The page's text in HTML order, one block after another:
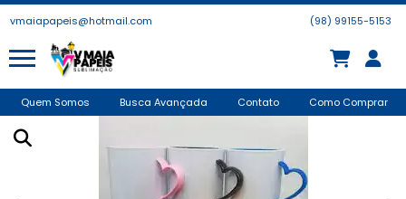
Quem Somos Busca Avançada Contato Como Comprar
vmaiapapeis@hotmail.com (98) 99155-5153